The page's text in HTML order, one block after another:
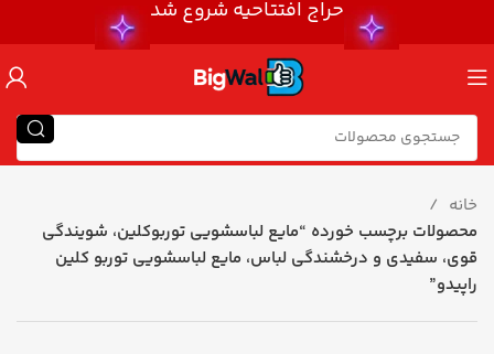
حراج افتتاحیه شروع شد
خانه
محصولات برچسب خورده “مایع لباسشویی توربوکلین، شویندگی
قوی، سفیدی و درخشندگی لباس، مایع لباسشویی توربو کلین
راپیدو”